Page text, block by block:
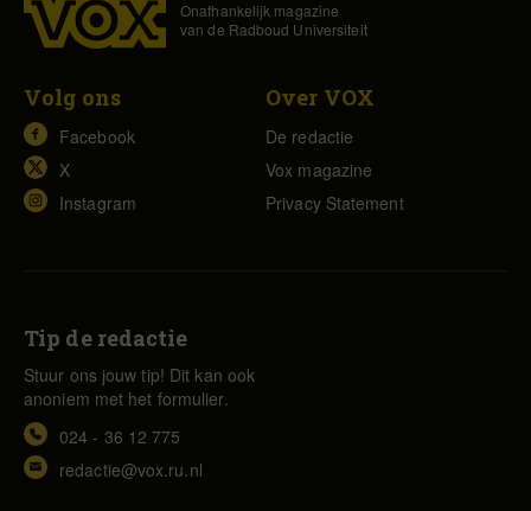
Onafhankelijk magazine
van de Radboud Universiteit
Volg ons
Facebook
X
Instagram
Over VOX
De redactie
Vox magazine
Privacy Statement
Tip de redactie
Stuur ons jouw tip! Dit kan ook
anoniem met het formulier.
024 - 36 12 775
redactie@vox.ru.nl